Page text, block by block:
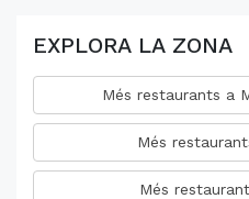
EXPLORA LA ZONA
Més restaurants a
Més
Més